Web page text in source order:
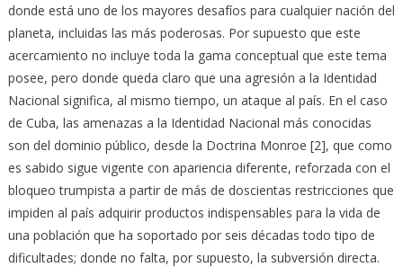
donde está uno de los mayores desafíos para cualquier nación del
planeta, incluidas las más poderosas. Por supuesto que este
acercamiento no incluye toda la gama conceptual que este tema
posee, pero donde queda claro que una agresión a la Identidad
Nacional significa, al mismo tiempo, un ataque al país. En el caso
de Cuba, las amenazas a la Identidad Nacional más conocidas
son del dominio público, desde la Doctrina Monroe [2], que como
es sabido sigue vigente con apariencia diferente, reforzada con el
bloqueo trumpista a partir de más de doscientas restricciones que
impiden al país adquirir productos indispensables para la vida de
una población que ha soportado por seis décadas todo tipo de
dificultades; donde no falta, por supuesto, la subversión directa.